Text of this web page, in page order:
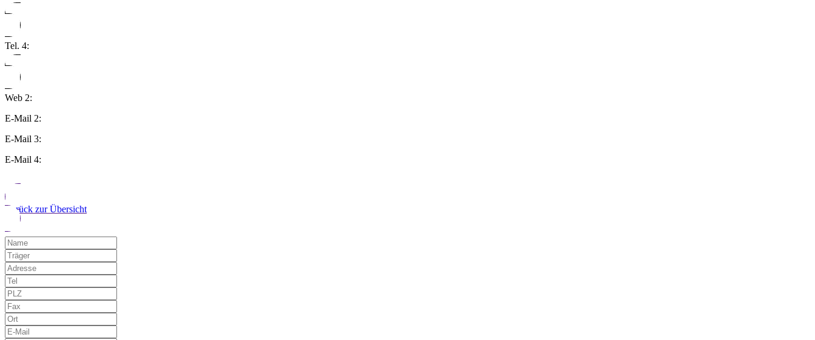
Tel. 4:
Web 2:
E-Mail 2:
E-Mail 3:
E-Mail 4:
Zurück zur Übersicht